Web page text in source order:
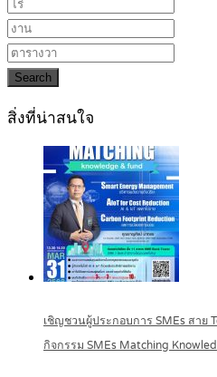
Search
สิ่งที่น่าสนใจ
เชิญชวนผู้ประกอบการ SMEs สาย
กิจกรรม SMEs Matching